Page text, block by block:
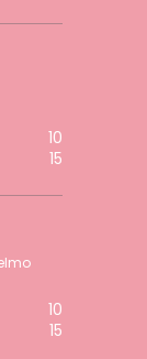
10
15
10
15